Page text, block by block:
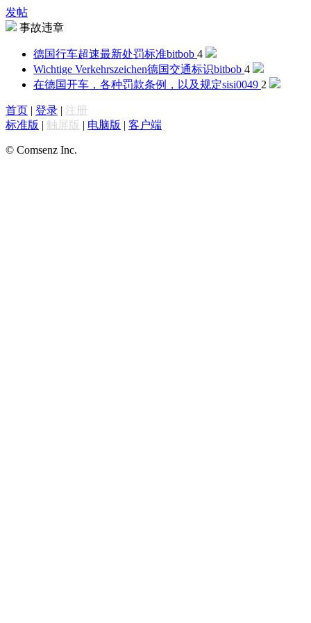
发帖
事故违章
德国行车超速最新处罚标准bitbob 4
Wichtige Verkehrszeichen德国交通标识bitbob 4
在德国开车，各种罚款条例，以及规定sisi0049 2
首页 | 登录 | 注册
标准版 | 触屏版 | 电脑版 | 客户端
© Comsenz Inc.